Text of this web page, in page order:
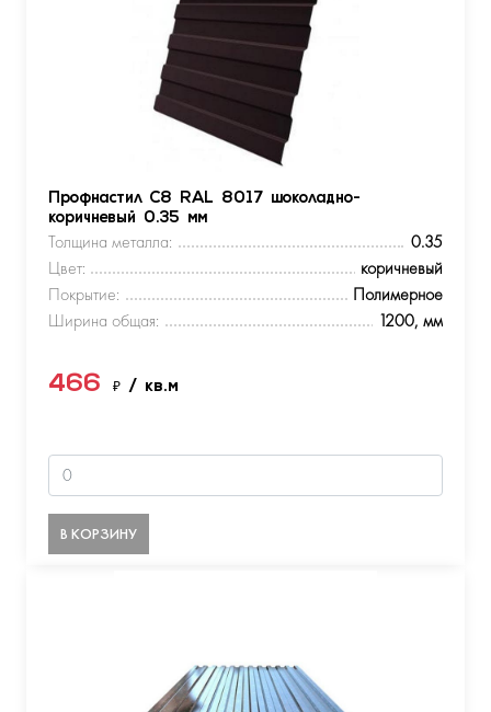
Профнастил С8 RAL 8017 шоколадно-
коричневый 0.35 мм
Толщина металла:
0.35
Цвет:
коричневый
Покрытие:
Полимерное
Ширина общая:
1200, мм
466 ₽ / кв.м
В КОРЗИНУ